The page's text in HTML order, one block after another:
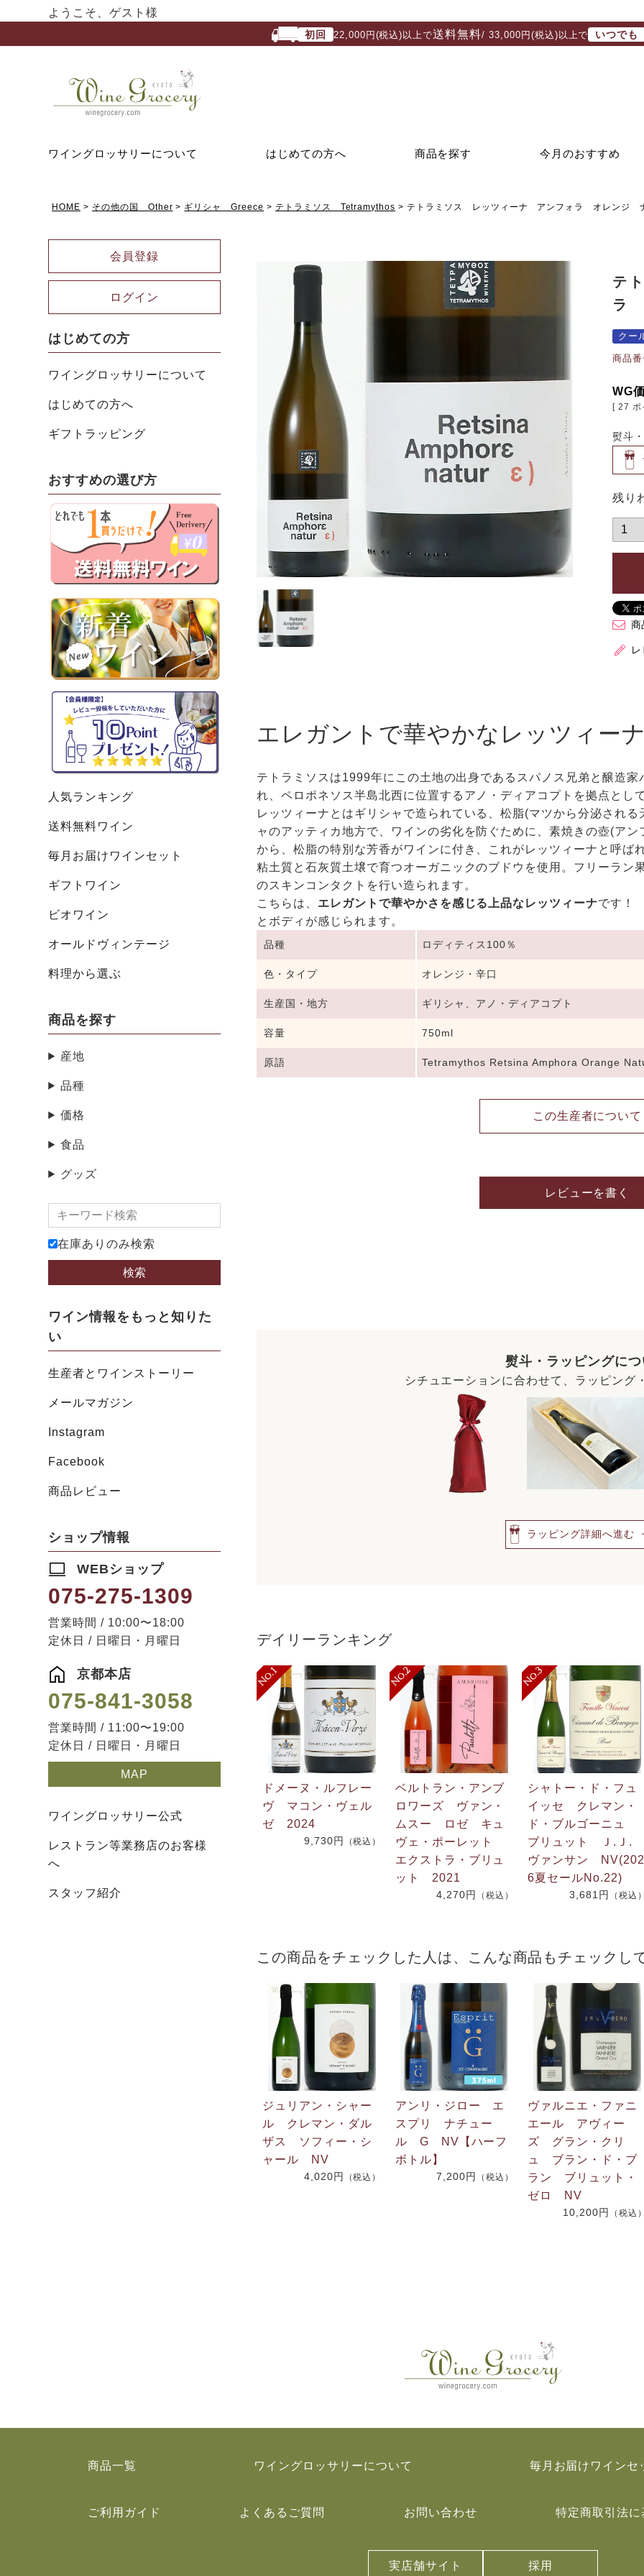
ようこそ、ゲスト様
初回 22,000円(税込)以上で送料無料/ 33,000円(税込)以上で いつでも
ワイングロッサリーについて はじめての方へ 商品を探す 今月のおすすめ
HOME その他の国 Other ギリシャ Greece テトラミソス Tetramythos テトラミソス レッツィーナ アンフォラ オレンジ
会員登録
ログイン
はじめての方
ワイングロッサリーについて
はじめての方へ
ギフトラッピング
おすすめの選び方
人気ランキング
送料無料ワイン
毎月お届けワインセット
ギフトワイン
ビオワイン
オールドヴィンテージ
料理から選ぶ
商品を探す
産地
品種
価格
食品
グッズ
在庫ありのみ検索
検索
ワイン情報をもっと知りた
い
生産者とワインストーリー
メールマガジン
Instagram
Facebook
商品レビュー
ショップ情報
WEBショップ
075-275-1309
営業時間 / 10:00〜18:00
定休日 / 日曜日・月曜日
京都本店
075-841-3058
営業時間 / 11:00〜19:00
定休日 / 日曜日・月曜日
MAP
ワイングロッサリー公式
レストラン等業務店のお客様
へ
スタッフ紹介
テ
ラ
クー
商品
WG
[ 27
熨斗
残り
商
エレガントで華やかなレッツィー
テトラミソスは1999年にこの土地の出身であるスパノス兄弟と醸造
れ、ペロポネソス半島北西に位置するアノ・ディアコプトを拠点とし
レッツィーナとはギリシャで造られている、松脂(マツから分泌され
ャのアッティカ地方で、ワインの劣化を防ぐために、素焼きの壺(ア
から、松脂の特別な芳香がワインに付き、これがレッツィーナと呼ば
粘土質と石灰質土壌で育つオーガニックのブドウを使用。フリーラン
のスキンコンタクトを行い造られます。
こちらは、 エレガントで華やかさを感じる上品なレッツィーナです！
とボディが感じられます。
品種 ロディティス100％
色・タイプ オレンジ・辛口
生産国・地方 ギリシャ、アノ・ディアコプト
容量 750ml
原語 Tetramythos Retsina Amphora Orange
この生産者について
レビューを書く
熨斗・ラッピングに
シチュエーションに合わせて、ラッピング
ラッピング詳細へ進む
デイリーランキング
ドメーヌ・ルフレー
ヴ マコン・ヴェル
ゼ 2024
9,730円 （税込）
ベルトラン・アンブ
ロワーズ ヴァン・
ムスー ロゼ キュ
ヴェ・ポーレット
エクストラ・ブリュ
ット 2021
4,270円 （税込）
シャトー・ド・フュ
イッセ クレマン・
ド・ブルゴーニュ
ブリュット Ｊ.Ｊ.
ヴァンサン NV(202
6夏セールNo.22)
3,681円 （税込
この商品をチェックした人は、こんな商品もチェックし
ジュリアン・シャー
ル クレマン・ダル
ザス ソフィー・シ
ャール NV
4,020円 （税込）
アンリ・ジロー エ
スプリ ナチュー
ル G NV【ハーフ
ボトル】
7,200円 （税込）
ヴァルニエ・ファニ
エール アヴィー
ズ グラン・クリ
ュ ブラン・ド・ブ
ラン ブリュット・
ゼロ NV
10,200円 （税込
商品一覧 ワイングロッサリーについて 毎月お届けワインセ
ご利用ガイド よくあるご質問 お問い合わせ 特定商取引法
実店舗サイト 採用